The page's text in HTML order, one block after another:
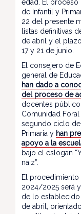
edad. El
de Infantil y
22 del presente
listas definitivas
de abril y el
17 y 21 de junio.
El consejero de
general de
han dado a
del proceso de
docentes
Comunidad Foral
segundo ciclo de
Primaria y han
apoyo a la
bajo el eslogan
naiz”.
El
2024/2025 será
de lo
de abril,